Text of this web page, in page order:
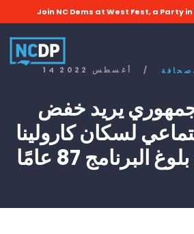
Join NC Dems at West Fest, a Party
14 أغسطس 2022 /
يريد خفض
لسكان كارولينا
البرنامج 87 عامًا